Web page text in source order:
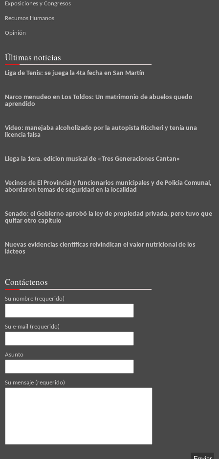
Exposiciones y Congresos
Recursos Humanos
Opinión
Últimas noticias
Liga de Tenis: se juega la 4ta fecha en San Martín
Narco menudeo en Los Toldos: Un matrimonio de abuelos quedo
aprendido
Video: manejaba alcoholizado por la autopista Riccheri y tenía una
licencia falsa
Llega la 1era. edicion musical de «Tres Generaciones Cantan»
Vecinos de El Provincial y funcionarios municipales y de Policia Comunal,
abordaron temas de seguridad en la localidad
Senado: el Gobierno aprobó la ley de propiedad privada, pero tuvo que
quitar otro capítulo
Nuevas evidencias científicas reivindican el valor nutricional de los
lácteos
Contáctenos
Su nombre (requerido)
Su e-mail (requerido)
Asunto
Su mensaje (requerido)